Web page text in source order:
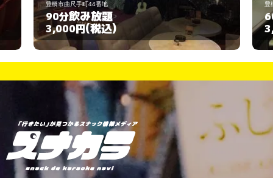
豊橋市松葉町1-67
60分飲み放題
3,000円 (税込)